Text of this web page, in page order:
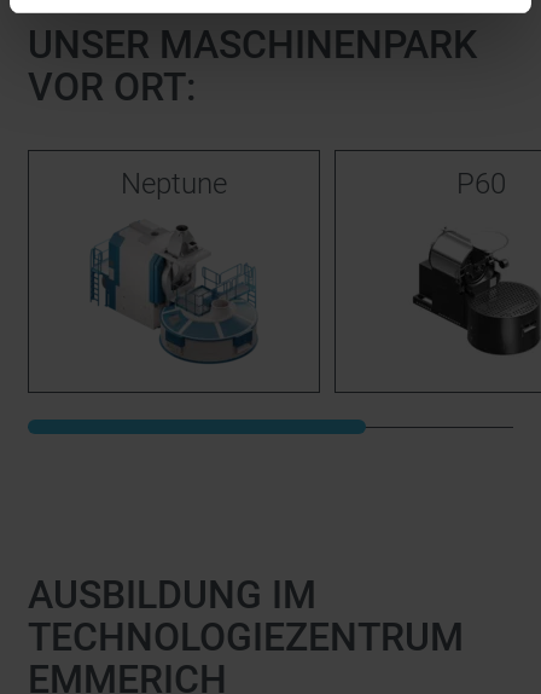
UNSER MASCHINENPARK
VOR ORT:
Neptune P60
AUSBILDUNG IM
TECHNOLOGIEZENTRUM
EMMERICH